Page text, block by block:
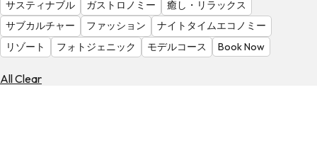
を
見
る
サスティナブル
ガストロノミー
癒し・リラックス
サブカルチャー
ファッション
ナイトタイムエコノミー
リゾート
フォトジェニック モデルコース Book Now
All Clear